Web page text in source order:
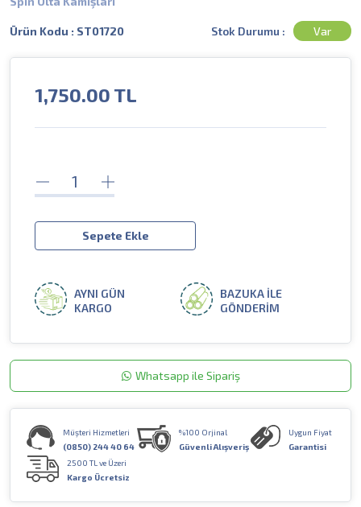
Ürün Kodu : ST01720 Stok Durumu : Var
1,750.00 TL
Sepete Ekle
AYNI GÜN
KARGO
BAZUKA İLE
GÖNDERİM
Whatsapp ile Sipariş
Müşteri Hizmetleri
(0850) 244 40 64
%100 Orjinal
Güvenli Alışveriş
Uygun Fiyat
Garantisi
2500 TL ve Üzeri
Kargo Ücretsiz